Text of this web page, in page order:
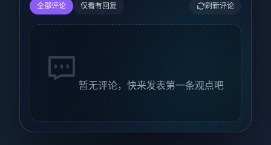
全部评论 仅看有回复 刷新评论
暂无评论，快来发表第一条观点吧